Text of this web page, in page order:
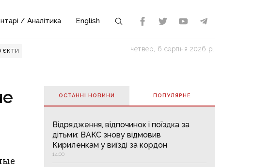
/ Аналітика English
четвер, 6 серпня 2026 р.
ОСТАННІ НОВИНИ ПОПУЛЯРНE
Відрядження, відпочинок і поїздка за
дітьми: ВАКС знову відмовив
Кириленкам у виїзді за кордон
14:00